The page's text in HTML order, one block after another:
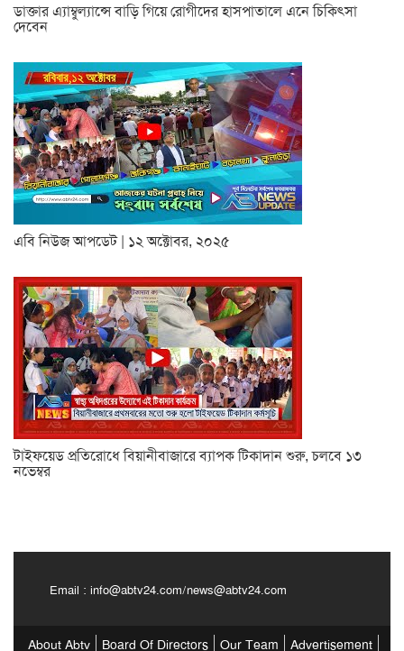
ডাক্তার এ্যাম্বুল্যান্সে বাড়ি গিয়ে রোগীদের হাসপাতালে এনে চিকিৎসা
দেবেন
এবি নিউজ আপডেট | ১২ অক্টোবর, ২০২৫
টাইফয়েড প্রতিরোধে বিয়ানীবাজারে ব্যাপক টিকাদান শুরু, চলবে ১৩
নভেম্বর
Email : info@abtv24.com/news@abtv24.com
About Abtv Board Of Directors Our Team Advertisement